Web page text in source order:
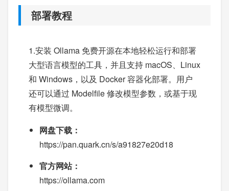
部署教程
1.安装 Ollama 免费开源在本地轻松运行和部署
大型语言模型的工具，并且支持 macOS、Linux
和 Windows，以及 Docker 容器化部署。用户
还可以通过 Modelfile 修改模型参数，或基于现
有模型微调。
网盘下载：
https://pan.quark.cn/s/a91827e20d18
官方网站：
https://ollama.com